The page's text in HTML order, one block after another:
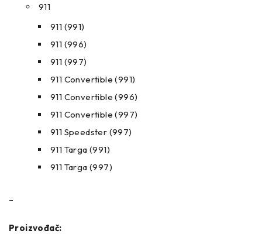
911
911 (991)
911 (996)
911 (997)
911 Convertible (991)
911 Convertible (996)
911 Convertible (997)
911 Speedster (997)
911 Targa (991)
911 Targa (997)
–
Proizvođač: